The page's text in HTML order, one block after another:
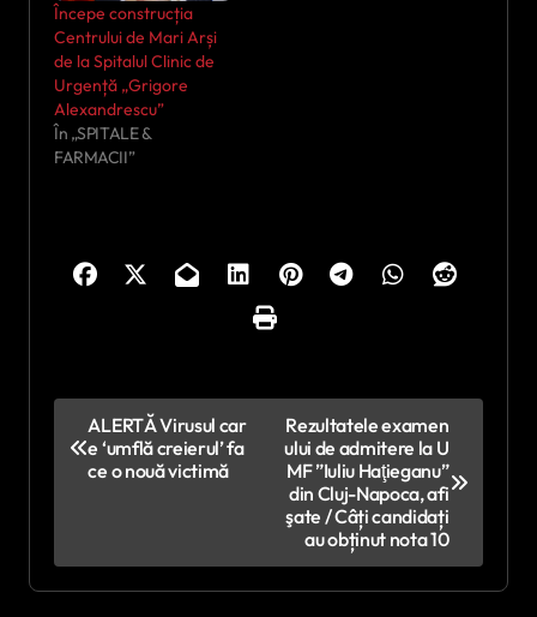
Începe construcția
Centrului de Mari Arși
de la Spitalul Clinic de
Urgență „Grigore
Alexandrescu”
În „SPITALE &
FARMACII”
g
ALERTĂ Virusul car
e ‘umflă creierul’ fa
ce o nouă victimă
Rezultatele examen
ului de admitere la U
MF ”Iuliu Haţieganu”
din Cluj-Napoca, afi
şate / Câți candidați
au obținut nota 10